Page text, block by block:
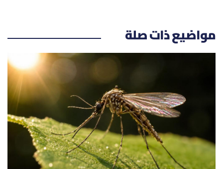
صحّة وصحن
منوّعات
حظّك اليوم
للتاريخ
مواضيع ذات صلة